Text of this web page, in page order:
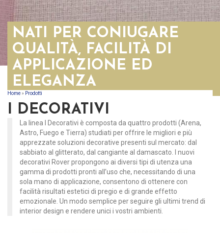
NATI PER CONIUGARE
QUALITÀ, FACILITÀ DI
APPLICAZIONE ED
ELEGANZA
TU SEI QUI
Home» Prodotti
I DECORATIVI
La linea I Decorativi è composta da quattro prodotti (Arena,
Astro, Fuego e Tierra) studiati per offrire le migliori e più
apprezzate soluzioni decorative presenti sul mercato: dal
sabbiato al glitterato, dal cangiante al damascato. I nuovi
decorativi Rover propongono ai diversi tipi di utenza una
gamma di prodotti pronti all’uso che, necessitando di una
sola mano di applicazione, consentono di ottenere con
facilità risultati estetici di pregio e di grande effetto
emozionale. Un modo semplice per seguire gli ultimi trend di
interior design e rendere unici i vostri ambienti.